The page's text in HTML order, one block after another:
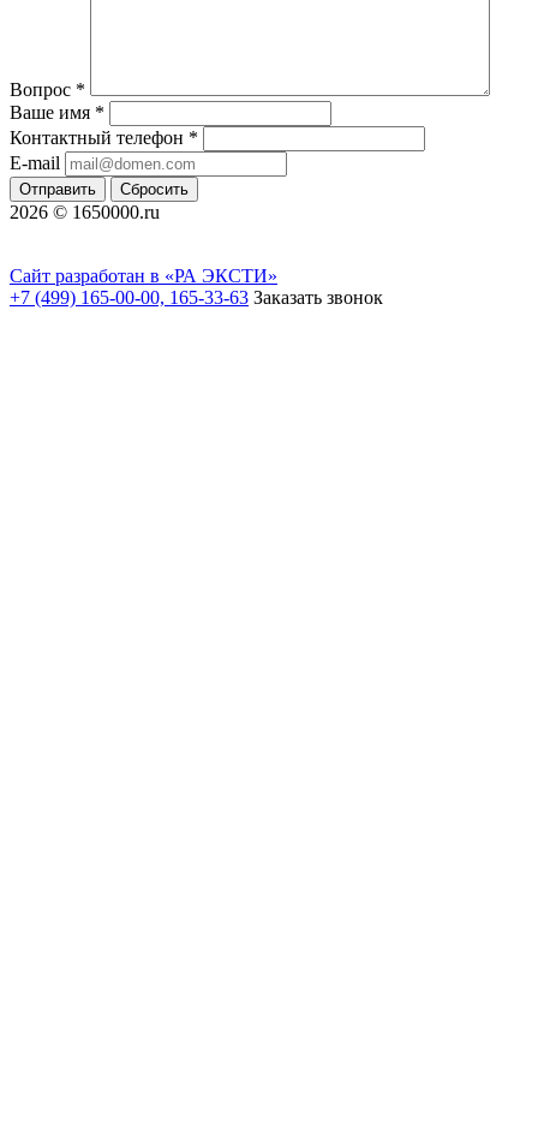
Вопрос *
Ваше имя *
Контактный телефон *
E-mail
Отправить Сбросить
2026 © 1650000.ru
Сайт разработан в «РА ЭКСТИ»
+7 (499) 165-00-00, 165-33-63 Заказать звонок